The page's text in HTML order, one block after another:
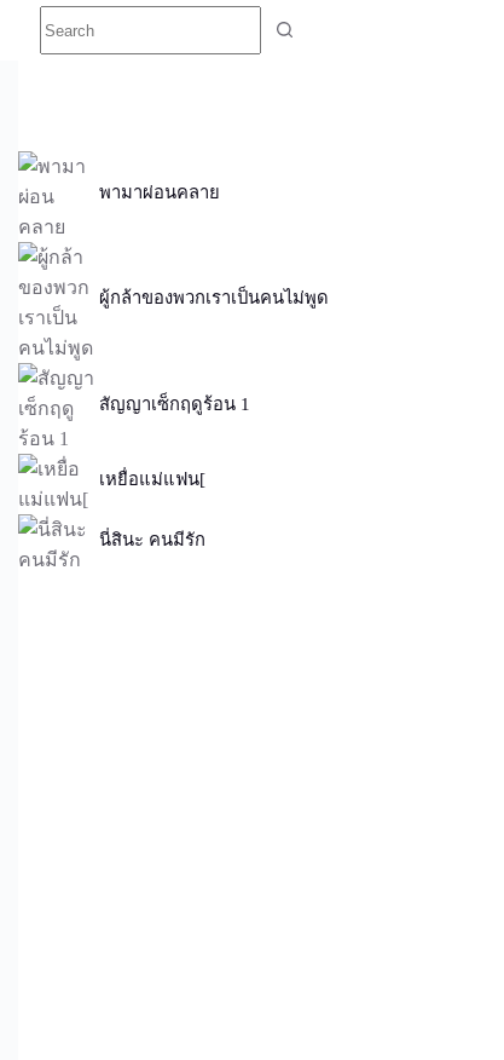
พามาผ่อนคลาย
ผู้กล้าของพวกเราเป็นคนไม่พูด
สัญญาเซ็กฤดูร้อน 1
เหยื่อแม่แฟน[
นี่สินะ คนมีรัก